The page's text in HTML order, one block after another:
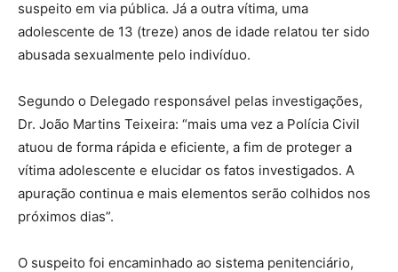
suspeito em via pública. Já a outra vítima, uma
adolescente de 13 (treze) anos de idade relatou ter sido
abusada sexualmente pelo indivíduo.
Segundo o Delegado responsável pelas investigações,
Dr. João Martins Teixeira: “mais uma vez a Polícia Civil
atuou de forma rápida e eficiente, a fim de proteger a
vítima adolescente e elucidar os fatos investigados. A
apuração continua e mais elementos serão colhidos nos
próximos dias”.
O suspeito foi encaminhado ao sistema penitenciário,